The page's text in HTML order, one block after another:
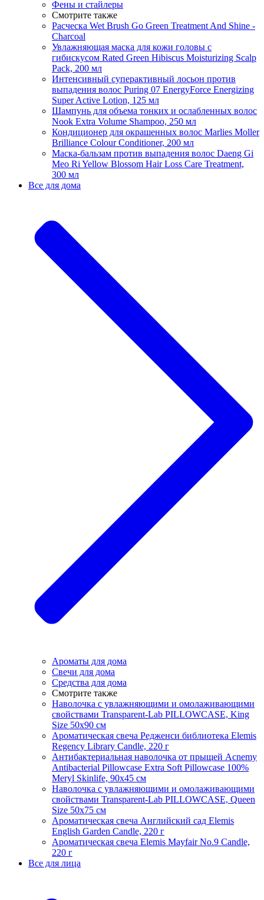
Фены и стайлеры
Смотрите также
Расческа Wet Brush Go Green Treatment And Shine -
Charcoal
Увлажняющая маска для кожи головы с
гибискусом Rated Green Hibiscus Moisturizing Scalp
Pack, 200 мл
Интенсивный суперактивный лосьон против
выпадения волос Puring 07 EnergyForce Energizing
Super Active Lotion, 125 мл
Шампунь для объема тонких и ослабленных волос
Nook Extra Volume Shampoo, 250 мл
Кондиционер для окрашенных волос Marlies Moller
Brilliance Colour Conditioner, 200 мл
Маска-бальзам против выпадения волос Daeng Gi
Meo Ri Yellow Blossom Hair Loss Care Treatment,
300 мл
Все для дома
Ароматы для дома
Свечи для дома
Средства для дома
Смотрите также
Наволочка с увлажняющими и омолаживающими
свойствами Transparent-Lab PILLOWCASE, King
Size 50x90 см
Ароматическая свеча Редженси библиотека Elemis
Regency Library Candle, 220 г
Антибактериальная наволочка от прыщей Acnemy
Antibacterial Pillowcase Extra Soft Pillowcase 100%
Meryl Skinlife, 90х45 см
Наволочка с увлажняющими и омолаживающими
свойствами Transparent-Lab PILLOWCASE, Queen
Size 50x75 см
Ароматическая свеча Английский сад Elemis
English Garden Candle, 220 г
Ароматическая свеча Elemis Mayfair No.9 Candle,
220 г
Все для лица